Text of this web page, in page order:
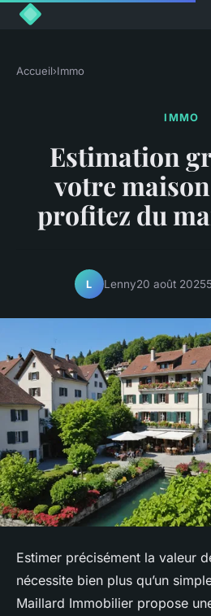
Accueil›Immo
IMMO
Estimation
votre
profitez du
L Lenny20 août 2025
Estimer précisément la valeur
nécessite bien plus qu’un
Maillard Immobilier propose